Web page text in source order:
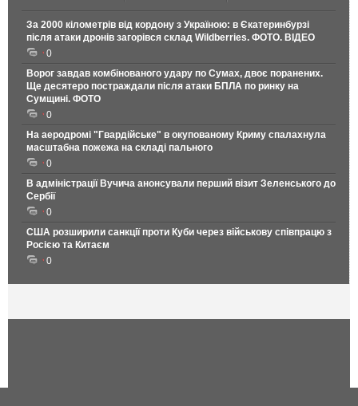
За 2000 кілометрів від кордону з Україною: в Єкатеринбурзі
після атаки дронів загорівся склад Wildberries. ФОТО. ВІДЕО
0
Ворог завдав комбінованого удару по Сумах, двоє поранених.
Ще десятеро постраждали після атаки БПЛА по ринку на
Сумщині. ФОТО
0
На аеродромі "Гвардійське" в окупованому Криму спалахнула
масштабна пожежа на складі пального
0
В адміністрації Вучича анонсували перший візит Зеленського до
Сербії
0
США розширили санкції проти Куби через військову співпрацю з
Росією та Китаєм
0